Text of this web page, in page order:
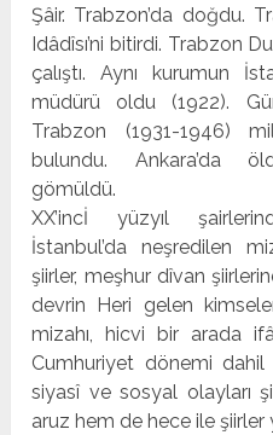
Şâir. Trabzon’da doğdu.
Idâdîsı’ni bitirdi. Trabzon
çalıştı. Aynı kurumun
müdürü oldu (1922).
Trabzon (1931-1946)
bulundu. Ankara’da
gömüldü.
XX’incİ yüzyıl
İstanbul’da neşredilen
şiirler, meşhur dî­van
devrin Heri gelen
mizahı, hicvi bir arada
Cumhuriyet dönemi
siyasî ve sosyal olayları
aruz hem de hece ile şiirler